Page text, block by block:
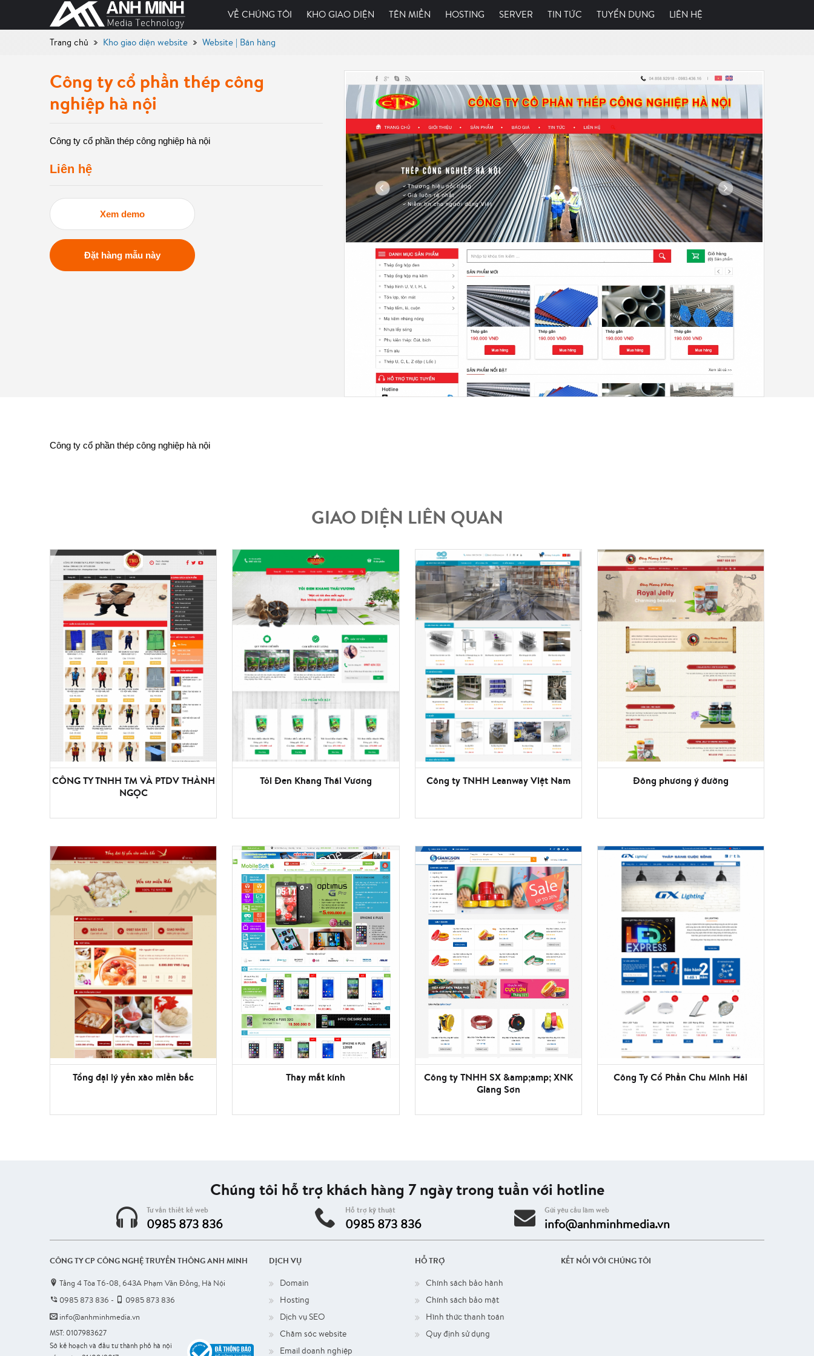
VỀ CHÚNG TÔI KHO GIAO DIỆN TÊN MIỀN HOSTING SERVER TIN TỨC TUYỂN DỤNG LIÊN HỆ
Trang chủ Kho giao diện website Website | Bán hàng
Công ty cổ phần thép công
nghiệp hà nội
Công ty cổ phần thép công nghiệp hà nội
Liên hệ
Xem demo
Đặt hàng mẫu này
Công ty cổ phần thép công nghiệp hà nội
GIAO DIỆN LIÊN QUAN
CÔNG TY TNHH TM VÀ PTDV THÀNH
NGỌC
Tỏi Đen Khang Thái Vương Công ty TNHH Leanway Việt Nam Đông phương ý đường
Tổng đại lý yến xào miền bắc Thay mắt kính
Công ty TNHH SX &amp;amp; XNK
Giang Sơn
Công Ty Cổ Phần Chu Minh Hải
Chúng tôi hỗ trợ khách hàng 7 ngày trong tuần với hotline
Tư vấn thiết kế web
0985 873 836
Hỗ trợ kỹ thuật
0985 873 836
Gửi yêu cầu làm web
info@anhminhmedia.vn
CÔNG TY CP CÔNG NGHỆ TRUYỀN THÔNG ANH MINH
Tầng 4 Tòa T6-08, 643A Phạm Văn Đồng, Hà Nội
0985 873 836 -
0985 873 836
info@anhminhmedia.vn
MST: 0107983627
Sở kế hoạch và đầu tư thành phố hà nội
DỊCH VỤ
Domain
Hosting
Dịch vụ SEO
Chăm sóc website
Email doanh nghiệp
HỖ TRỢ
Chính sách bảo hành
Chính sách bảo mật
Hình thức thanh toán
Quy định sử dụng
KẾT NỐI VỚI CHÚNG TÔI